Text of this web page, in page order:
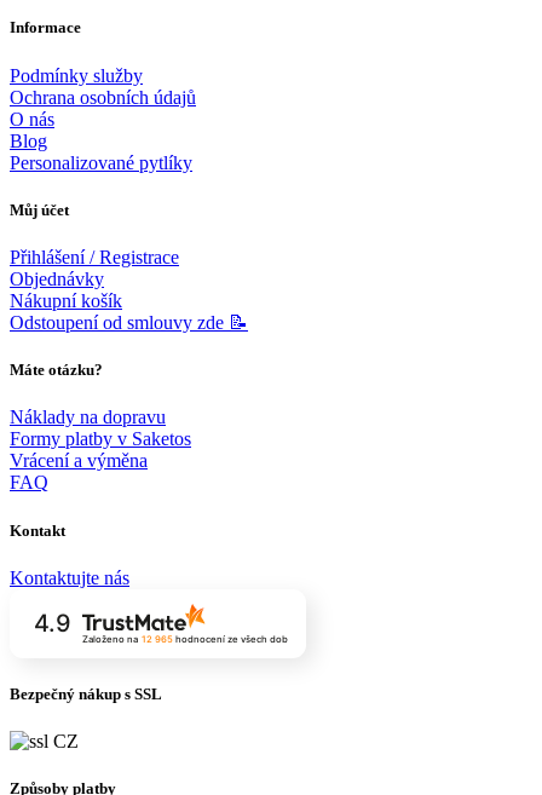
Informace
Podmínky služby
Ochrana osobních údajů
O nás
Blog
Personalizované pytlíky
Můj účet
Přihlášení / Registrace
Objednávky
Nákupní košík
Odstoupení od smlouvy zde 📝
Máte otázku?
Náklady na dopravu
Formy platby v Saketos
Vrácení a výměna
FAQ
Kontakt
Kontaktujte nás
4.9
Založeno na 12 965hodnocení ze všech dob
Bezpečný nákup s SSL
Způsoby platby